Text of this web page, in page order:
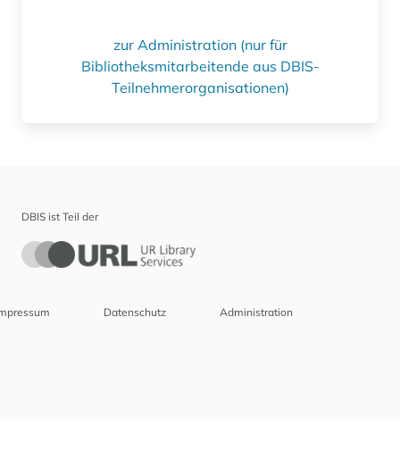
zur Administration (nur für
Bibliotheksmitarbeitende aus DBIS-
Teilnehmerorganisationen)
DBIS ist Teil der
Datenschutz Administration